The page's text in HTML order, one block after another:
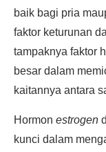
baik bagi pria
faktor keturunan
tampaknya faktor
besar dalam
kaitannya antara
Hormon estrogen
kunci dalam